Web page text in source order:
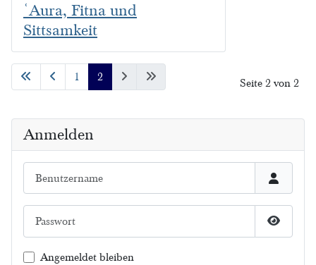
ʿAura, Fitna und
Sittsamkeit
Seite 2 von 2
1 2
Anmelden
Angemeldet bleiben